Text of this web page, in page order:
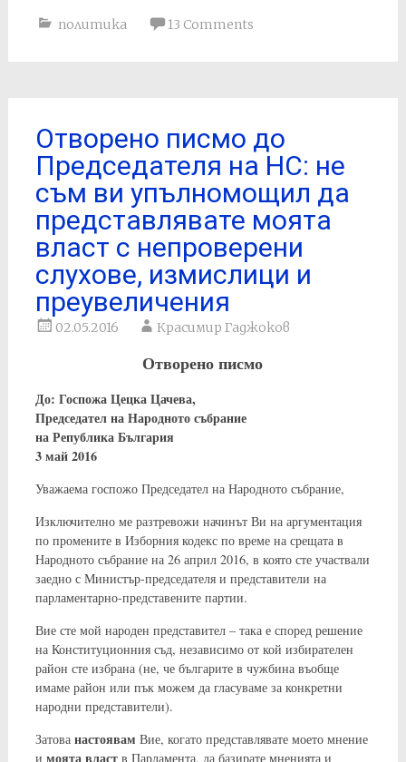
политика 13 Comments
Отворено писмо до
Председателя на НС: не
съм ви упълномощил да
представлявате моята
власт с непроверени
слухове, измислици и
преувеличения
02.05.2016 Красимир Гаджоков
Отворено писмо
До: Госпожа Цецка Цачева,
Председател на Народното събрание
на Република България
3 май 2016
Уважаема госпожо Председател на Народното събрание,
Изключително ме разтревожи начинът Ви на аргументация
по промените в Изборния кодекс по време на срещата в
Народното събрание на 26 април 2016, в която сте участвали
заедно с Министър-председателя и представители на
парламентарно-представените партии.
Вие сте мой народен представител – така е според решение
на Конституционния съд, независимо от кой избирателен
район сте избрана (не, че българите в чужбина въобще
имаме район или пък можем да гласуваме за конкретни
народни представители).
Затова настоявам Вие, когато представлявате моето мнение
и моята власт в Парламента, да базирате мненията и